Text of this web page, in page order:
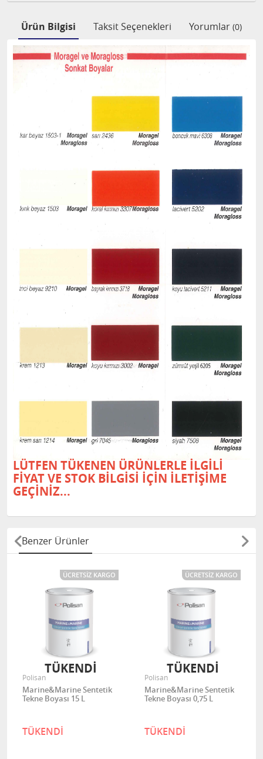
Ürün Bilgisi Taksit Seçenekleri Yorumlar (0)
LÜTFEN TÜKENEN ÜRÜNLERLE İLGİLİ
FİYAT VE STOK BİLGİSİ İÇİN İLETİŞİME
GEÇİNİZ...
Benzer Ürünler
ÜCRETSIZ KARGO
Polisan
Marine&Marine Sentetik
Tekne Boyası 15 L
TÜKENDİ
TÜKENDİ
ÜCRETSIZ KARGO
Polisan
Marine&Marine Sentetik
Tekne Boyası 0,75 L
TÜKENDİ
TÜKENDİ